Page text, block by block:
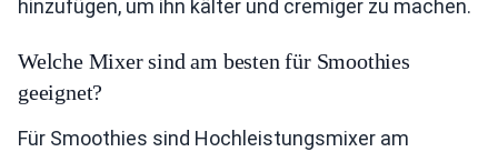
hinzufügen, um ihn kälter und cremiger zu machen.
Welche Mixer sind am besten für Smoothies
geeignet?
Für Smoothies sind Hochleistungsmixer am